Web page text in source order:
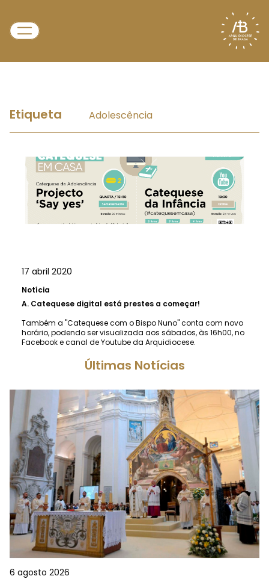
Etiqueta Adolescência
17 abril 2020
Notícia
A. Catequese digital está prestes a começar!
Também a "Catequese com o Bispo Nuno" conta com novo
horário, podendo ser visualizada aos sábados, às 16h00, no
Facebook e canal de Youtube da Arquidiocese.
Últimas Notícias
6 agosto 2026